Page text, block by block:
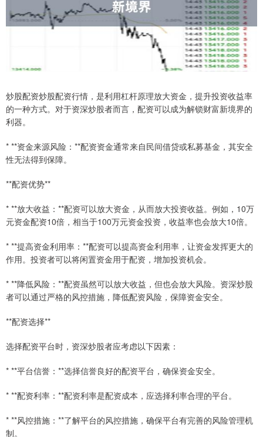
炒股配资炒股配资行情，是利用杠杆原理放大资金，提升投资收益率
的一种方式。对于资深炒股者而言，配资可以成为解锁财富新境界的
利器。
* **资金来源风险：**配资资金通常来自民间借贷或私募基金，其安全
性无法得到保障。
**配资优势**
* **放大收益：**配资可以放大资金，从而放大投资收益。例如，10万
元资金配资10倍，相当于100万元资金投资，收益率也会放大10倍。
* **提高资金利用率：**配资可以提高资金利用率，让资金发挥更大的
作用。投资者可以将闲置资金用于配资，增加投资机会。
* **降低风险：**配资虽然可以放大收益，但也会放大风险。资深炒股
者可以通过严格的风控措施，降低配资风险，保障资金安全。
**配资选择**
选择配资平台时，资深炒股者应考虑以下因素：
* **平台信誉：**选择信誉良好的配资平台，确保资金安全。
* **配资利率：**配资利率是配资成本，应选择利率合理的平台。
* **风控措施：**了解平台的风控措施，确保平台有完善的风险管理机
制。